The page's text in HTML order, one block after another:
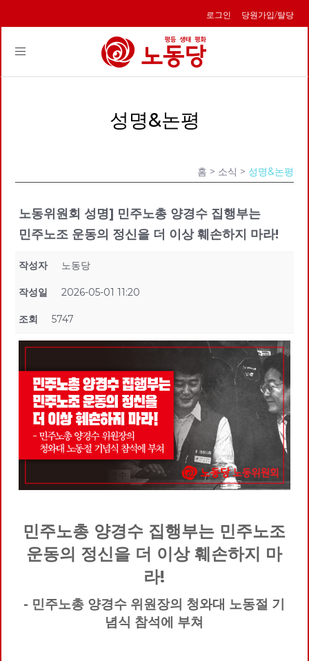
로그인 당원가입/탈당
Toggle
성명&논평
홈 > 소식 > 성명&논평
노동위원회 성명] 민주노총 양경수 집행부는
민주노조 운동의 정신을 더 이상 훼손하지 마라!
작성자 노동당
작성일 2026-05-01 11:20
조회 5747
민주노총 양경수 집행부는 민주노조
운동의 정신을 더 이상 훼손하지 마
라!
- 민주노총 양경수 위원장의 청와대 노동절 기
념식 참석에 부쳐